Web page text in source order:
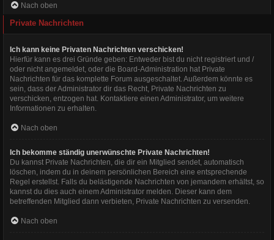
Nach oben
Private Nachrichten
Ich kann keine Privaten Nachrichten verschicken!
Hierfür kann es drei Gründe geben: Entweder bist du nicht registriert und /
oder nicht angemeldet, oder die Board-Administration hat Private
Nachrichten für das komplette Forum ausgeschaltet. Außerdem könnte es
sein, dass der Administrator dir das Recht, Private Nachrichten zu
verschicken, entzogen hat. Kontaktiere einen Administrator, um weitere
Informationen zu erhalten.
Nach oben
Ich bekomme ständig unerwünschte Private Nachrichten!
Du kannst Private Nachrichten, die dir ein Mitglied sendet, automatisch
löschen, indem du in deinem persönlichen Bereich eine entsprechende
Regel erstellst. Falls du belästigende Nachrichten von jemandem erhältst, so
kannst du dies auch einem Administrator melden. Dieser kann dem
betreffenden Mitglied dann verbieten, Private Nachrichten zu versenden.
Nach oben